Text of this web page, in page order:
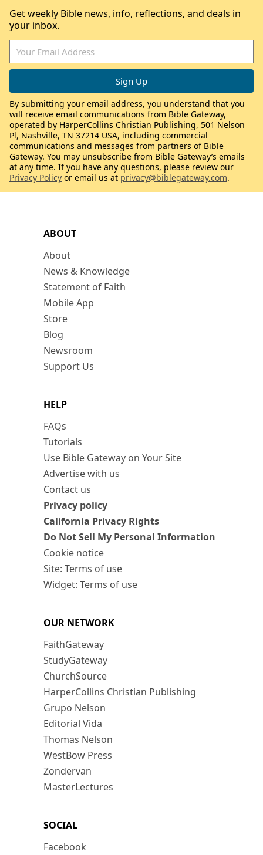
ABOUT
About
News & Knowledge
Statement of Faith
Mobile App
Store
Blog
Newsroom
Support Us
HELP
FAQs
Tutorials
Use Bible Gateway on Your Site
Advertise with us
Contact us
Privacy policy
California Privacy Rights
Do Not Sell My Personal Information
Cookie notice
Site: Terms of use
Widget: Terms of use
OUR NETWORK
FaithGateway
StudyGateway
ChurchSource
HarperCollins Christian Publishing
Grupo Nelson
Editorial Vida
Thomas Nelson
WestBow Press
Zondervan
MasterLectures
SOCIAL
Facebook
Get weekly Bible news, info, reflections, and deals in
your inbox.
By submitting your email address, you understand that you
will receive email communications from Bible Gateway,
operated by HarperCollins Christian Publishing, 501 Nelson
Pl, Nashville, TN 37214 USA, including commercial
communications and messages from partners of Bible
Gateway. You may unsubscribe from Bible Gateway’s emails
at any time. If you have any questions, please review our
Privacy Policy or email us at privacy@biblegateway.com.